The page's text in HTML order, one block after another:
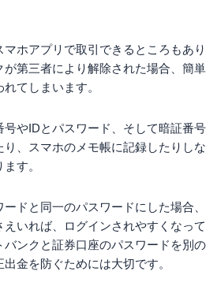
ホアプリで取引できるところもあり
が第三者により解除された場合、簡単
てしまいます。
号やIDとパスワード、そして暗証番号
り、スマホのメモ帳に記録したりしな
す。
ドと同一のパスワードにした場合、
いれば、ログインされやすくなって
バンクと証券口座のパスワードを別の
金を防ぐためには大切です。